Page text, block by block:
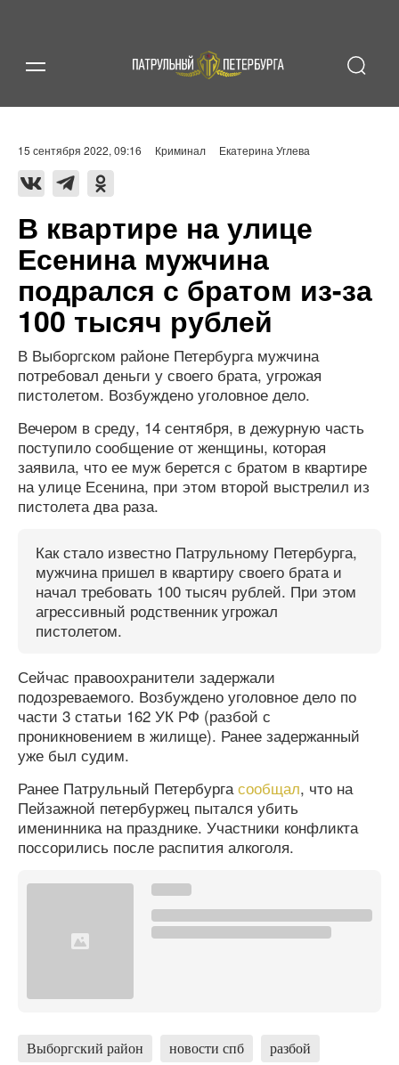
15 сентября 2022, 09:16 Криминал Екатерина Углева
В квартире на улице
Есенина мужчина
подрался с братом из-за
100 тысяч рублей
В Выборгском районе Петербурга мужчина
потребовал деньги у своего брата, угрожая
пистолетом. Возбуждено уголовное дело.
Вечером в среду, 14 сентября, в дежурную часть
поступило сообщение от женщины, которая
заявила, что ее муж берется с братом в квартире
на улице Есенина, при этом второй выстрелил из
пистолета два раза.
Как стало известно Патрульному Петербурга,
мужчина пришел в квартиру своего брата и
начал требовать 100 тысяч рублей. При этом
агрессивный родственник угрожал
пистолетом.
Сейчас правоохранители задержали
подозреваемого. Возбуждено уголовное дело по
части 3 статьи 162 УК РФ (разбой с
проникновением в жилище). Ранее задержанный
уже был судим.
Ранее Патрульный Петербургасообщал, что на
Пейзажной петербуржец пытался убить
именинника на празднике. Участники конфликта
поссорились после распития алкоголя.
Выборгский район новости спб разбой